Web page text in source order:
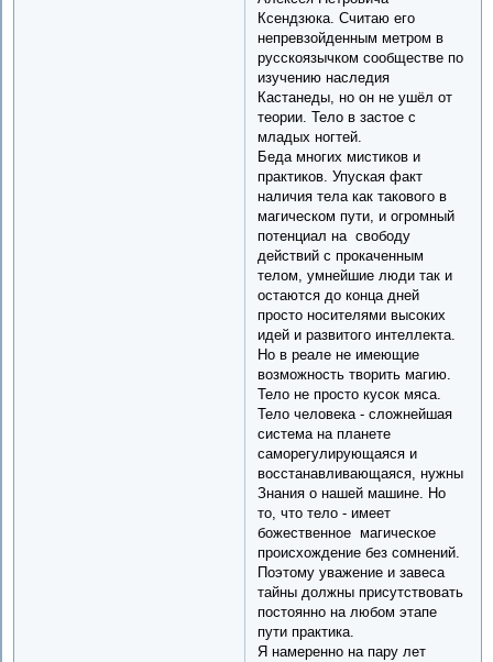
Ксендзюка. Считаю его
непревзойденным метром в
русскоязычком сообществе по
изучению наследия
Кастанеды, но он не ушёл от
теории. Тело в застое с
младых ногтей.
Беда многих мистиков и
практиков. Упуская факт
наличия тела как такового в
магическом пути, и огромный
потенциал на свободу
действий с прокаченным
телом, умнейшие люди так и
остаются до конца дней
просто носителями высоких
идей и развитого интеллекта.
Но в реале не имеющие
возможность творить магию.
Тело не просто кусок мяса.
Тело человека - сложнейшая
система на планете
саморегулирующаяся и
восстанавливающаяся, нужны
Знания о нашей машине. Но
то, что тело - имеет
божественное магическое
происхождение без сомнений.
Поэтому уважение и завеса
тайны должны присутствовать
постоянно на любом этапе
пути практика.
Я намеренно на пару лет